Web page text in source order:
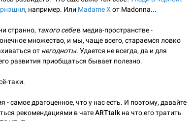
, например. Или Madame X от Madonna...
странно, такого себев медиа-пространстве -
множество, и мы, чаще всего, стараемся ловко
от негодноты. Удается не всегда, да и для
развития приобщаться бывает полезно.
таки.
- самое драгоценное, что у нас есть. И поэтому, давайте
рекомендациями в чатеARTtalk на что его тратить